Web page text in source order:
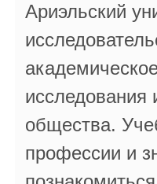
Ариэльский
исследования
общества.
профессии и